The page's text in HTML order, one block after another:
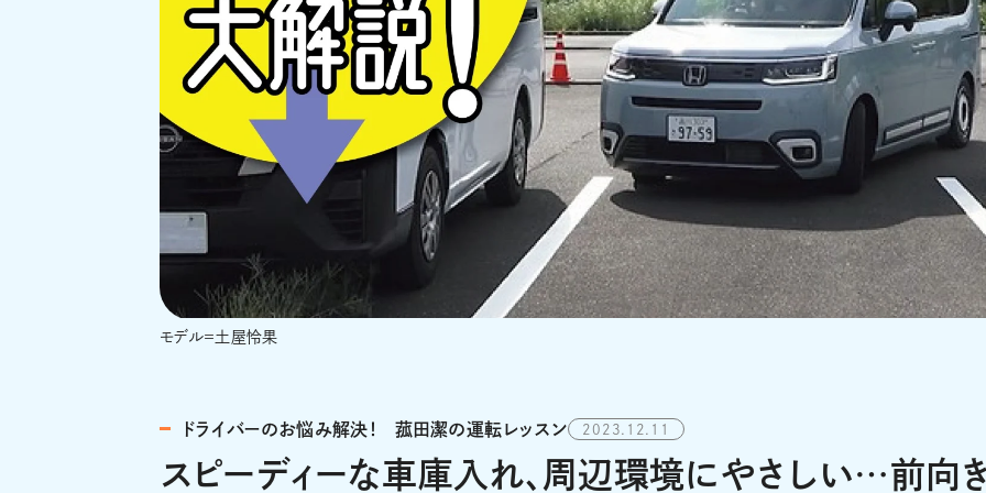
モデル＝土屋怜果
ドライバーのお悩み解決！ 菰田潔の運転レッスン 2023.12.11
スピーディーな車庫入れ、周辺環境にやさしい…前向